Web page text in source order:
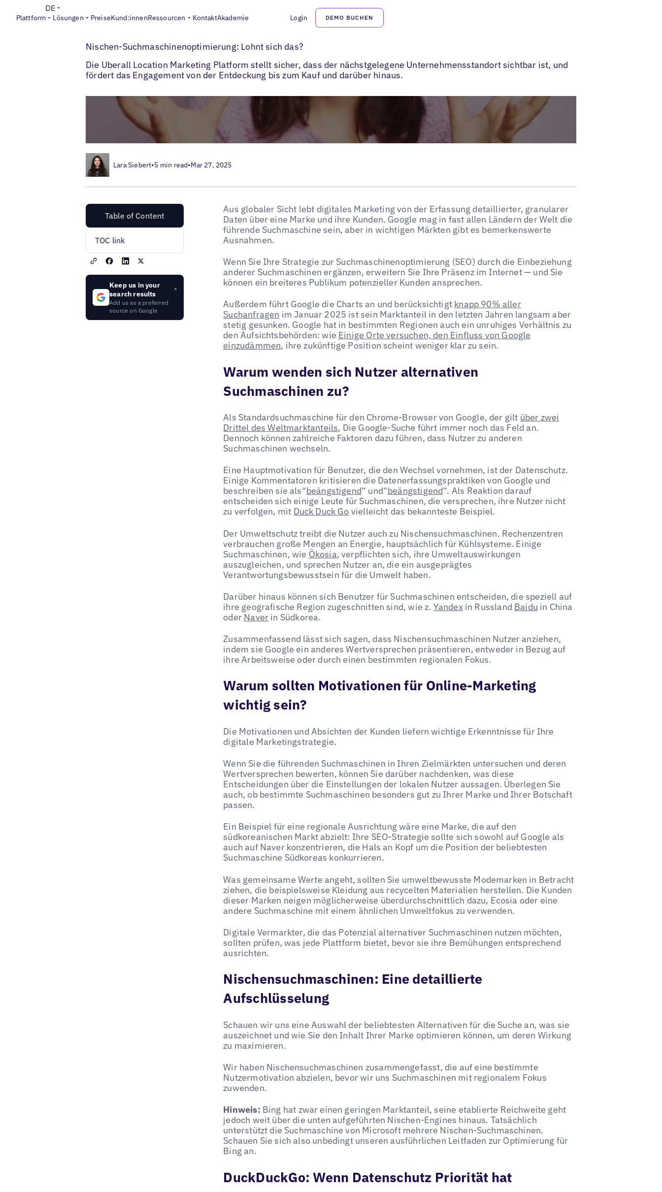
Plattform Lösungen PreiseKund:innenRessourcen KontaktAkademie Login DEMO BUCHEN
DE
Blogs>
Nischen-Suchmaschinenoptimierung: Lohnt sich das?
Die Uberall Location Marketing Platform stellt sicher, dass der nächstgelegene Unternehmensstandort sichtbar ist, und
fördert das Engagement von der Entdeckung bis zum Kauf und darüber hinaus.
Lara Siebert•5 min read•Mar 27, 2025
Table of Content
TOC link
Keep us in your
search results
Add us as a preferred
source on Google
Aus globaler Sicht lebt digitales Marketing von der Erfassung detaillierter, granularer
Daten über eine Marke und ihre Kunden. Google mag in fast allen Ländern der Welt die
führende Suchmaschine sein, aber in wichtigen Märkten gibt es bemerkenswerte
Ausnahmen.
Wenn Sie Ihre Strategie zur Suchmaschinenoptimierung (SEO) durch die Einbeziehung
anderer Suchmaschinen ergänzen, erweitern Sie Ihre Präsenz im Internet — und Sie
können ein breiteres Publikum potenzieller Kunden ansprechen.
Außerdem führt Google die Charts an und berücksichtigt knapp 90% aller
Suchanfragen im Januar 2025 ist sein Marktanteil in den letzten Jahren langsam aber
stetig gesunken. Google hat in bestimmten Regionen auch ein unruhiges Verhältnis zu
den Aufsichtsbehörden: wie Einige Orte versuchen, den Einfluss von Google
einzudämmen, ihre zukünftige Position scheint weniger klar zu sein.
Warum wenden sich Nutzer alternativen
Suchmaschinen zu?
Als Standardsuchmaschine für den Chrome-Browser von Google, der gilt über zwei
Drittel des Weltmarktanteils, Die Google-Suche führt immer noch das Feld an.
Dennoch können zahlreiche Faktoren dazu führen, dass Nutzer zu anderen
Suchmaschinen wechseln.
Eine Hauptmotivation für Benutzer, die den Wechsel vornehmen, ist der Datenschutz.
Einige Kommentatoren kritisieren die Datenerfassungspraktiken von Google und
beschreiben sie als“beängstigend“ und“beängstigend“. Als Reaktion darauf
entscheiden sich einige Leute für Suchmaschinen, die versprechen, ihre Nutzer nicht
zu verfolgen, mit Duck Duck Go vielleicht das bekannteste Beispiel.
Der Umweltschutz treibt die Nutzer auch zu Nischensuchmaschinen. Rechenzentren
verbrauchen große Mengen an Energie, hauptsächlich für Kühlsysteme. Einige
Suchmaschinen, wie Ökosia, verpflichten sich, ihre Umweltauswirkungen
auszugleichen, und sprechen Nutzer an, die ein ausgeprägtes
Verantwortungsbewusstsein für die Umwelt haben.
Darüber hinaus können sich Benutzer für Suchmaschinen entscheiden, die speziell auf
ihre geografische Region zugeschnitten sind, wie z. Yandexin Russland Baidu in China
oder Naver in Südkorea.
Zusammenfassend lässt sich sagen, dass Nischensuchmaschinen Nutzer anziehen,
indem sie Google ein anderes Wertversprechen präsentieren, entweder in Bezug auf
ihre Arbeitsweise oder durch einen bestimmten regionalen Fokus.
Warum sollten Motivationen für Online-Marketing
wichtig sein?
Die Motivationen und Absichten der Kunden liefern wichtige Erkenntnisse für Ihre
digitale Marketingstrategie.
Wenn Sie die führenden Suchmaschinen in Ihren Zielmärkten untersuchen und deren
Wertversprechen bewerten, können Sie darüber nachdenken, was diese
Entscheidungen über die Einstellungen der lokalen Nutzer aussagen. Überlegen Sie
auch, ob bestimmte Suchmaschinen besonders gut zu Ihrer Marke und Ihrer Botschaft
passen.
Ein Beispiel für eine regionale Ausrichtung wäre eine Marke, die auf den
südkoreanischen Markt abzielt: Ihre SEO-Strategie sollte sich sowohl auf Google als
auch auf Naver konzentrieren, die Hals an Kopf um die Position der beliebtesten
Suchmaschine Südkoreas konkurrieren.
Was gemeinsame Werte angeht, sollten Sie umweltbewusste Modemarken in Betracht
ziehen, die beispielsweise Kleidung aus recycelten Materialien herstellen. Die Kunden
dieser Marken neigen möglicherweise überdurchschnittlich dazu, Ecosia oder eine
andere Suchmaschine mit einem ähnlichen Umweltfokus zu verwenden.
Digitale Vermarkter, die das Potenzial alternativer Suchmaschinen nutzen möchten,
sollten prüfen, was jede Plattform bietet, bevor sie ihre Bemühungen entsprechend
ausrichten.
Nischensuchmaschinen: Eine detaillierte
Aufschlüsselung
Schauen wir uns eine Auswahl der beliebtesten Alternativen für die Suche an, was sie
auszeichnet und wie Sie den Inhalt Ihrer Marke optimieren können, um deren Wirkung
zu maximieren.
Wir haben Nischensuchmaschinen zusammengefasst, die auf eine bestimmte
Nutzermotivation abzielen, bevor wir uns Suchmaschinen mit regionalem Fokus
zuwenden.
Hinweis: Bing hat zwar einen geringen Marktanteil, seine etablierte Reichweite geht
jedoch weit über die unten aufgeführten Nischen-Engines hinaus. Tatsächlich
unterstützt die Suchmaschine von Microsoft mehrere Nischen-Suchmaschinen.
Schauen Sie sich also unbedingt unseren ausführlichen Leitfaden zur Optimierung für
Bing an.
DuckDuckGo: Wenn Datenschutz Priorität hat